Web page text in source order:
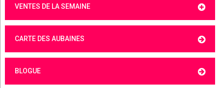
VENTES DE LA SEMAINE
CARTE DES AUBAINES
BLOGUE